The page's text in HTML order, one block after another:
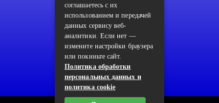
Карта сайта
Пользовательское соглашение
Архив
соглашаетесь с их
использованием и передачей
данных сервису веб-
аналитики. Если нет —
измените настройки браузера
или покиньте сайт.
Политика обработки
персональных данных и
политика cookie